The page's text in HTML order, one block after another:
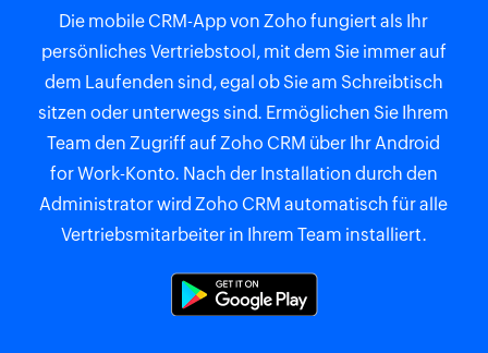
Die mobile CRM-App von Zoho fungiert als Ihr
persönliches Vertriebstool, mit dem Sie immer auf
dem Laufenden sind, egal ob Sie am Schreibtisch
sitzen oder unterwegs sind. Ermöglichen Sie Ihrem
Team den Zugriff auf Zoho CRM über Ihr Android
for Work-Konto. Nach der Installation durch den
Administrator wird Zoho CRM automatisch für alle
Vertriebsmitarbeiter in Ihrem Team installiert.